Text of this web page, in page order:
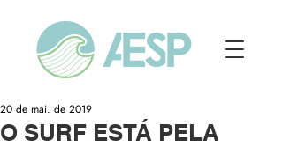
O SURF ESTÁ PELA
20 de mai. de 2019